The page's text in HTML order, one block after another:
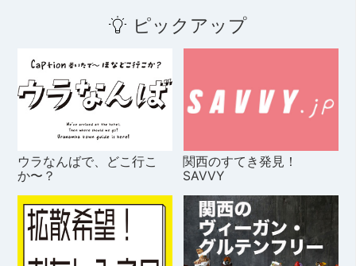
ピックアップ
ウラなんばで、どこ行こ
か〜？
関西のすてき発見！
SAVVY